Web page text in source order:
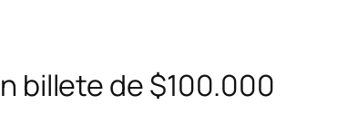
billete de $100.000